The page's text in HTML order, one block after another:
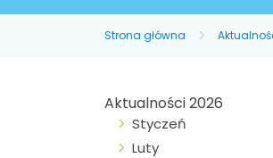
Strona główna
Aktualności 2026
Styczeń
Luty